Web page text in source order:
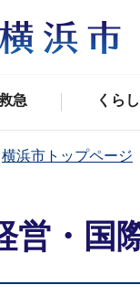
急 くら
横浜市トップページ
営・国